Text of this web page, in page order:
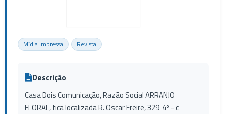
Mídia Impressa Revista
Descrição
Casa Dois Comunicação, Razão Social ARRANJO
FLORAL, fica localizada R. Oscar Freire, 329 4º - c